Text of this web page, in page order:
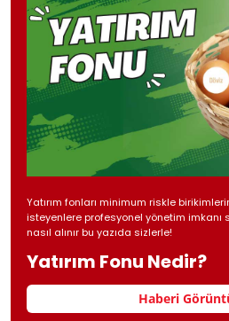
Yatırım fonları minimum riskle
isteyenlere profesyonel yönetim imkanı
nasıl alınır bu yazıda sizlerle!
Yatırım Fonu Nedir?
Haberi